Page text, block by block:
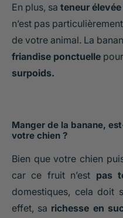
En plus, sa teneur élevée
n’est pas
de votre animal. La
friandise ponctuelle
surpoids.
Manger de la banane,
votre chien ?
Bien que votre chien
car ce fruit n’est pas
domestiques, cela doit
effet, sa richesse en